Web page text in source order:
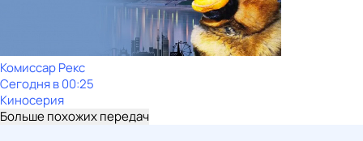
Комиссар Рекс
Сегодня в 00:25
Киносерия
Больше похожих передач